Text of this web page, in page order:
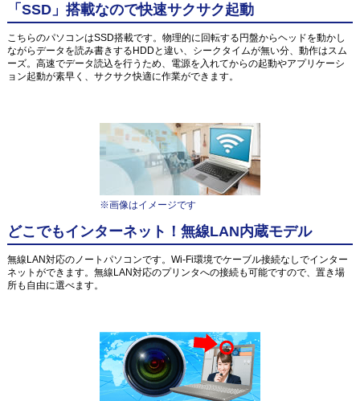
「SSD」搭載なので快速サクサク起動
こちらのパソコンはSSD搭載です。物理的に回転する円盤からヘッドを動かし
ながらデータを読み書きするHDDと違い、シークタイムが無い分、動作はスム
ーズ。高速でデータ読込を行うため、電源を入れてからの起動やアプリケーシ
ョン起動が素早く、サクサク快適に作業ができます。
※画像はイメージです
どこでもインターネット！無線LAN内蔵モデル
無線LAN対応のノートパソコンです。Wi-Fi環境でケーブル接続なしでインター
ネットができます。無線LAN対応のプリンタへの接続も可能ですので、置き場
所も自由に選べます。